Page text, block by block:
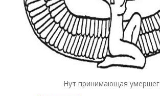
Нут принимающая